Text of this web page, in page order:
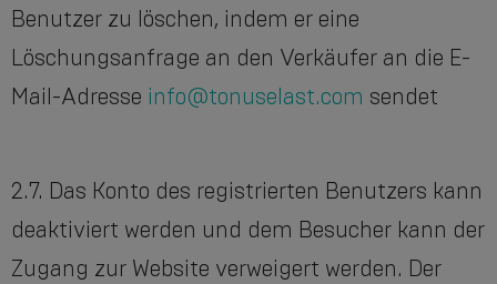
Benutzer zu löschen, indem er eine
Löschungsanfrage an den Verkäufer an die E-
Mail-Adresse info@tonuselast.com sendet
2.7. Das Konto des registrierten Benutzers kann
deaktiviert werden und dem Besucher kann der
Zugang zur Website verweigert werden. Der